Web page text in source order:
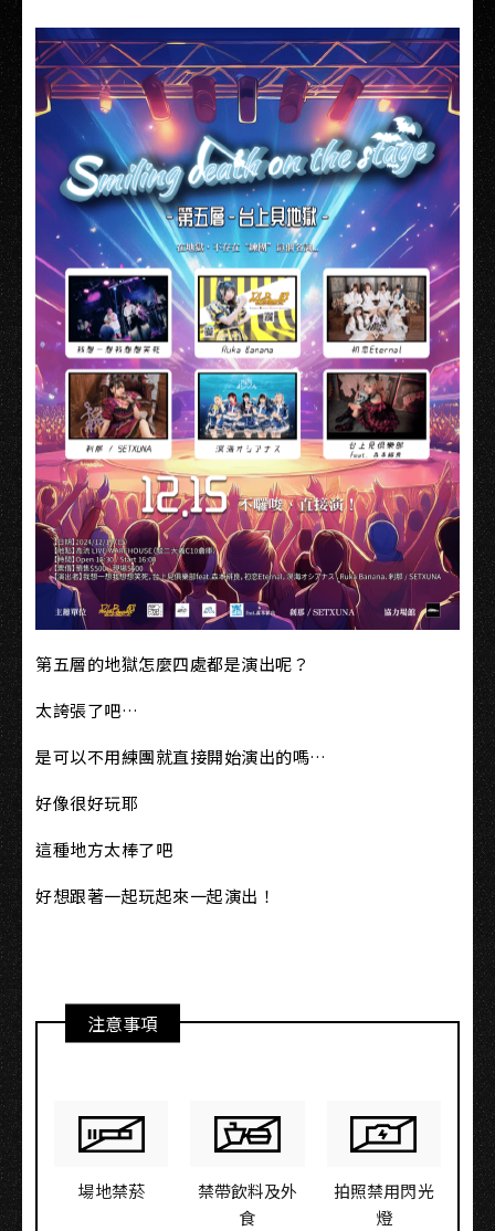
第五層的地獄怎麼四處都是演出呢？
太誇張了吧…
是可以不用練團就直接開始演出的嗎…
好像很好玩耶
這種地方太棒了吧
好想跟著一起玩起來一起演出！
注意事項
場地禁菸
禁帶飲料及外
食
拍照禁用閃光
燈